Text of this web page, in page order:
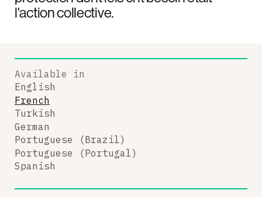
l'action collective.
Available in
English
French
Turkish
German
Portuguese (Brazil)
Portuguese (Portugal)
Spanish